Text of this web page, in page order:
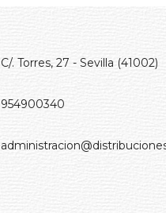
C/. Torres, 27 - Sevilla (41002)
954900340